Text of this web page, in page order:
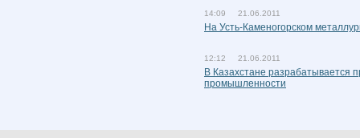
14:09 21.06.2011
На Усть-Каменогорском
12:12 21.06.2011
В Казахстане разрабатывается
промышленности